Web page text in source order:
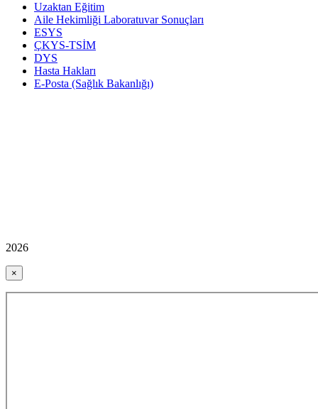
Uzaktan Eğitim
Aile Hekimliği Laboratuvar Sonuçları
ESYS
ÇKYS-TSİM
DYS
Hasta Hakları
E-Posta (Sağlık Bakanlığı)
2026
×